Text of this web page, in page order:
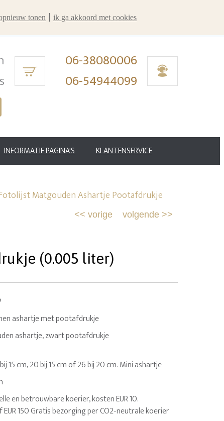
06-38080006
06-54944099
INFORMATIE PAGINA'S KLANTENSERVICE
Fotolijst Matgouden Ashartje Pootafdrukje
volgende >>
<< vorige
(0.005 liter)
ashartje met pootafdrukje
ashartje, zwart pootafdrukje
15 cm, 20 bij 15 cm of 26 bij 20 cm. Mini ashartje
en betrouwbare koerier, kosten EUR 10.
EUR 150 Gratis bezorging per CO2-neutrale koerier
tonen
ik ga akkoord met cookies